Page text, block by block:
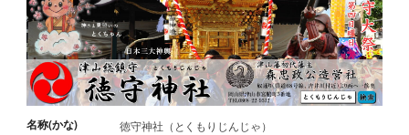
名称(かな) 徳守神社（とくもりじんじゃ）